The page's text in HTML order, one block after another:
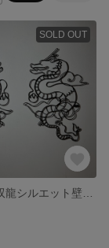
SOLD OUT